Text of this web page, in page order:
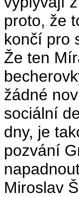
proto, že
končí pro
Že ten
žádné
sociální
dny, je
pozvání
Miroslav